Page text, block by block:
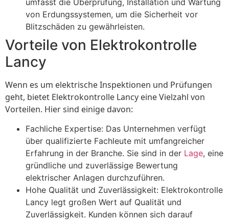
von Erdungssystemen, um die Sicherheit vor
Blitzschäden zu gewährleisten.
Vorteile von Elektrokontrolle
Lancy
Wenn es um elektrische Inspektionen und Prüfungen
geht, bietet Elektrokontrolle Lancy eine Vielzahl von
Vorteilen. Hier sind einige davon:
Fachliche Expertise: Das Unternehmen verfügt
über qualifizierte Fachleute mit umfangreicher
Erfahrung in der Branche. Sie sind in der Lage, eine
gründliche und zuverlässige Bewertung
elektrischer Anlagen durchzuführen.
Hohe Qualität und Zuverlässigkeit: Elektrokontrolle
Lancy legt großen Wert auf Qualität und
Zuverlässigkeit. Kunden können sich darauf